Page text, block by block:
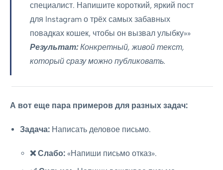
специалист. Напишите короткий, яркий пост
для Instagram о трёх самых забавных
повадках кошек, чтобы он вызвал улыбку»»
Результат:Конкретный, живой текст,
который сразу можно публиковать.
А вот еще пара примеров для разных задач:
Задача: Написать деловое письмо.
❌ Слабо: «Напиши письмо отказ».